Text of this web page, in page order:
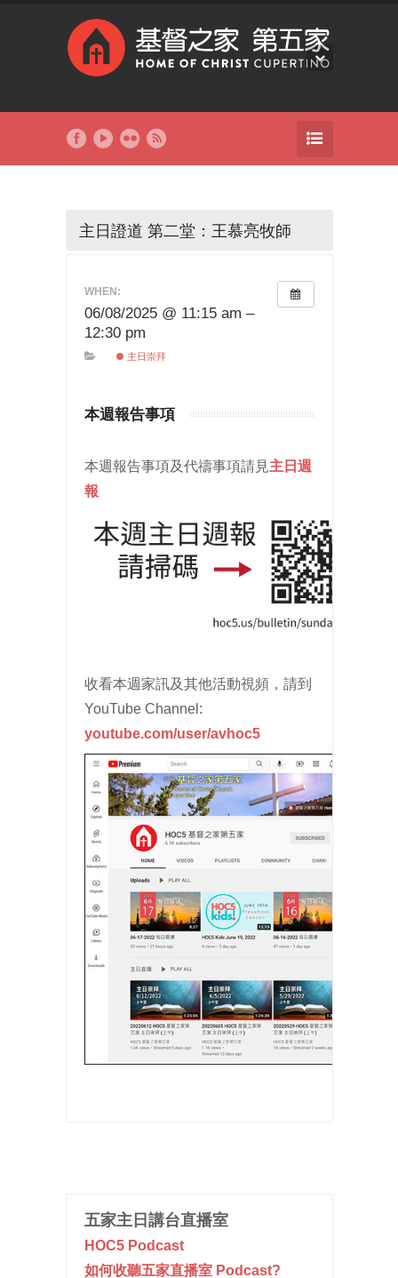
主日證道 第二堂：王慕亮牧師
WHEN:
06/08/2025 @ 11:15 am –
12:30 pm
主日崇拜
本週報告事項
本週報告事項及代禱事項請見主日週
報
收看本週家訊及其他活動視頻，請到
YouTube Channel:
youtube.com/user/avhoc5
五家主日講台直播室
HOC5 Podcast
如何收聽五家直播室 Podcast?